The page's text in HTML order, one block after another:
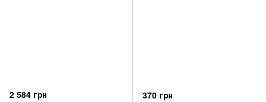
2 584 грн 370 грн